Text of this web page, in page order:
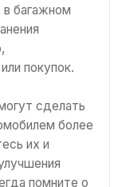
в багажном
покупок.
сделать
более
их и
помните о